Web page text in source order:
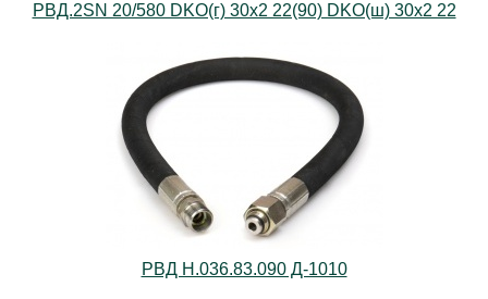
РВД.2SN 20/580 DKO(г) 30х2 22(90) DKO(ш) 30х2 22
РВД Н.036.83.090 Д-1010